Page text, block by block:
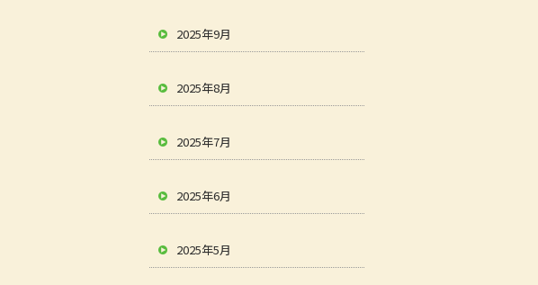
2025年9月
2025年8月
2025年7月
2025年6月
2025年5月